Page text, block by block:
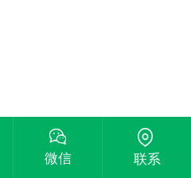
微信 联系